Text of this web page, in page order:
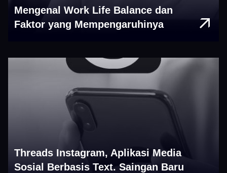
Mengenal Work Life Balance dan
Faktor yang Mempengaruhinya
Threads Instagram, Aplikasi Media
Sosial Berbasis Text. Saingan Baru